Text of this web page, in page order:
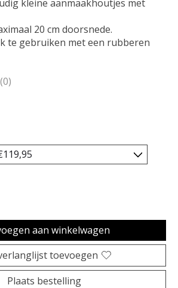
kleine aanmaakhoutjes met
20 cm doorsnede.
te gebruiken met een rubberen
dit product is
(0)
aan winkelwagen
toevoegen
Plaats bestelling